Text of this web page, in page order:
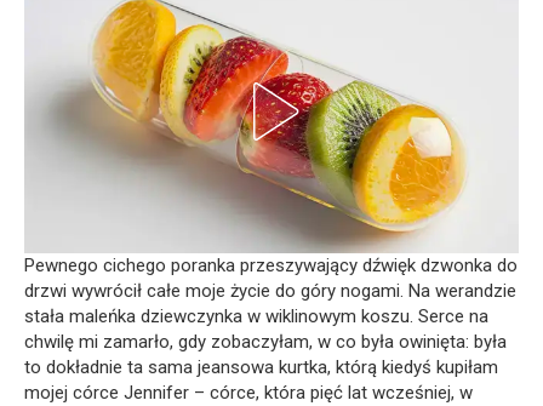
Pewnego cichego poranka przeszywający dźwięk dzwonka do
drzwi wywrócił całe moje życie do góry nogami. Na werandzie
stała maleńka dziewczynka w wiklinowym koszu. Serce na
chwilę mi zamarło, gdy zobaczyłam, w co była owinięta: była
to dokładnie ta sama jeansowa kurtka, którą kiedyś kupiłam
mojej córce Jennifer – córce, która pięć lat wcześniej, w